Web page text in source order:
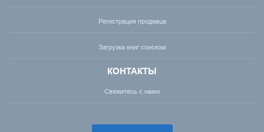
Регистрация продавца
Загрузка книг списком
КОНТАКТЫ
Свяжитесь с нами